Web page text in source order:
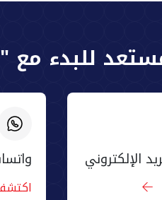
للبدء مع
الإلكتروني